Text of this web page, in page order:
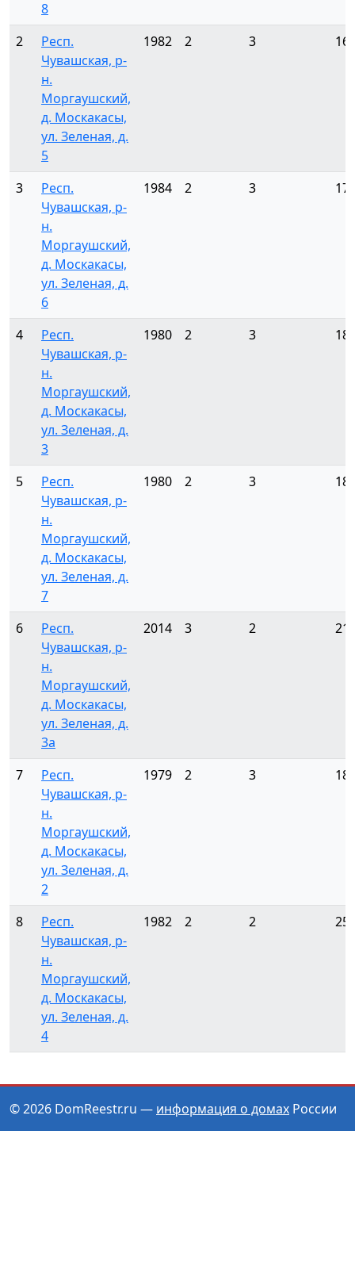
8
2
Респ.
Чувашская, р-
н.
Моргаушский,
д. Москакасы,
ул. Зеленая, д.
5
1982 2 3 16
3
Респ.
Чувашская, р-
н.
Моргаушский,
д. Москакасы,
ул. Зеленая, д.
6
1984 2 3 17
4
Респ.
Чувашская, р-
н.
Моргаушский,
д. Москакасы,
ул. Зеленая, д.
3
1980 2 3 18
5
Респ.
Чувашская, р-
н.
Моргаушский,
д. Москакасы,
ул. Зеленая, д.
7
1980 2 3 18
6
Респ.
Чувашская, р-
н.
Моргаушский,
д. Москакасы,
ул. Зеленая, д.
3а
2014 3 2 21
7
Респ.
Чувашская, р-
н.
Моргаушский,
д. Москакасы,
ул. Зеленая, д.
2
1979 2 3 18
8
Респ.
Чувашская, р-
н.
Моргаушский,
д. Москакасы,
ул. Зеленая, д.
4
1982 2 2 25
© 2026 DomReestr.ru — информация о домах России